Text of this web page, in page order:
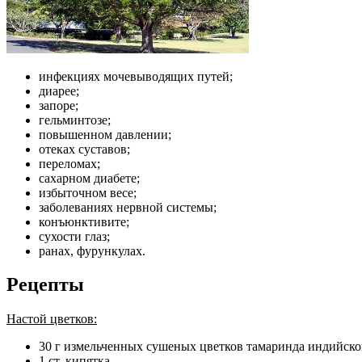
инфекциях мочевыводящих путей;
диарее;
запоре;
гельминтозе;
повышенном давлении;
отеках суставов;
переломах;
сахарном диабете;
избыточном весе;
заболеваниях нервной системы;
конъюнктивите;
сухости глаз;
ранах, фурункулах.
Рецепты
Настой цветков:
30 г измельченных сушеных цветков тамаринда